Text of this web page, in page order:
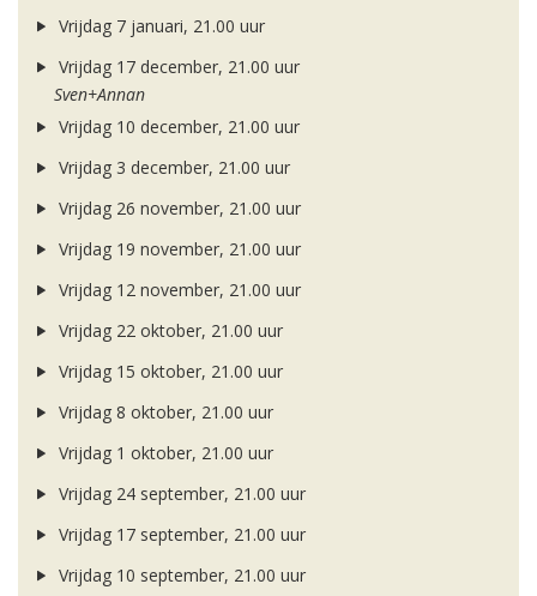
Vrijdag 7 januari, 21.00 uur
Vrijdag 17 december, 21.00 uur
Sven+Annan
Vrijdag 10 december, 21.00 uur
Vrijdag 3 december, 21.00 uur
Vrijdag 26 november, 21.00 uur
Vrijdag 19 november, 21.00 uur
Vrijdag 12 november, 21.00 uur
Vrijdag 22 oktober, 21.00 uur
Vrijdag 15 oktober, 21.00 uur
Vrijdag 8 oktober, 21.00 uur
Vrijdag 1 oktober, 21.00 uur
Vrijdag 24 september, 21.00 uur
Vrijdag 17 september, 21.00 uur
Vrijdag 10 september, 21.00 uur